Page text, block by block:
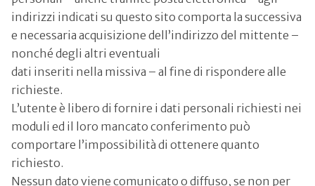
indirizzi indicati su questo sito comporta la successiva
e necessaria acquisizione dell’indirizzo del mittente –
nonché degli altri eventuali
dati inseriti nella missiva – al fine di rispondere alle
richieste.
L’utente è libero di fornire i dati personali richiesti nei
moduli ed il loro mancato conferimento può
comportare l’impossibilità di ottenere quanto
richiesto.
Nessun dato viene comunicato o diffuso, se non per